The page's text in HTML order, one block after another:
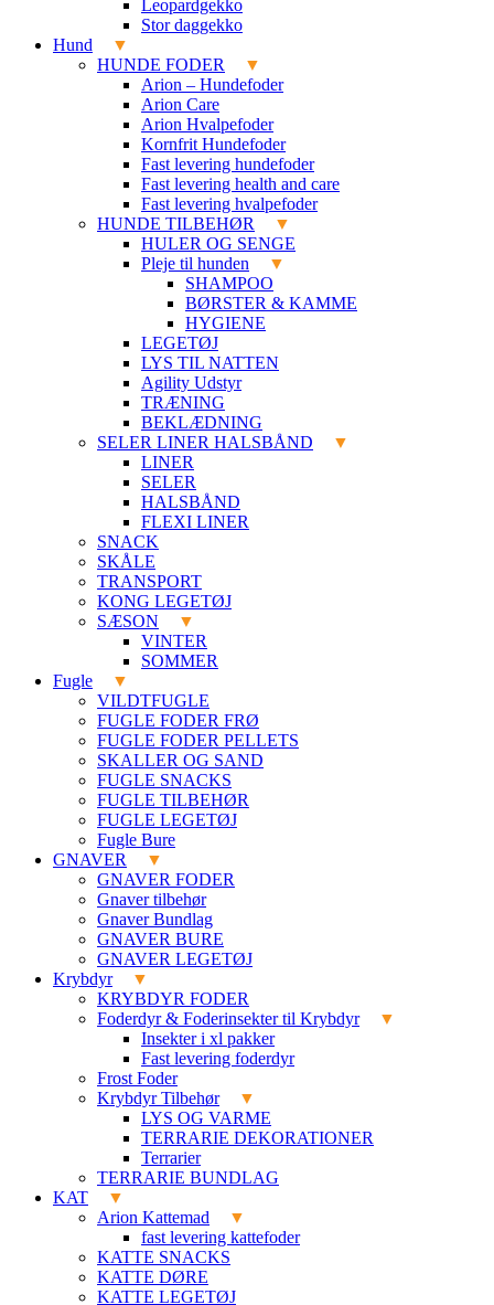
Leopardgekko
Stor daggekko
Hund
HUNDE FODER
Arion – Hundefoder
Arion Care
Arion Hvalpefoder
Kornfrit Hundefoder
Fast levering hundefoder
Fast levering health and care
Fast levering hvalpefoder
HUNDE TILBEHØR
HULER OG SENGE
Pleje til hunden
SHAMPOO
BØRSTER & KAMME
HYGIENE
LEGETØJ
LYS TIL NATTEN
Agility Udstyr
TRÆNING
BEKLÆDNING
SELER LINER HALSBÅND
LINER
SELER
HALSBÅND
FLEXI LINER
SNACK
SKÅLE
TRANSPORT
KONG LEGETØJ
SÆSON
VINTER
SOMMER
Fugle
VILDTFUGLE
FUGLE FODER FRØ
FUGLE FODER PELLETS
SKALLER OG SAND
FUGLE SNACKS
FUGLE TILBEHØR
FUGLE LEGETØJ
Fugle Bure
GNAVER
GNAVER FODER
Gnaver tilbehør
Gnaver Bundlag
GNAVER BURE
GNAVER LEGETØJ
Krybdyr
KRYBDYR FODER
Foderdyr & Foderinsekter til Krybdyr
Insekter i xl pakker
Fast levering foderdyr
Frost Foder
Krybdyr Tilbehør
LYS OG VARME
TERRARIE DEKORATIONER
Terrarier
TERRARIE BUNDLAG
KAT
Arion Kattemad
fast levering kattefoder
KATTE SNACKS
KATTE DØRE
KATTE LEGETØJ